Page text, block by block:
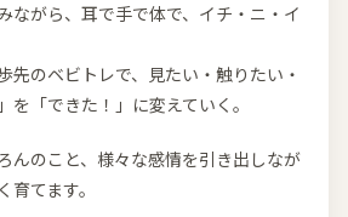
ながら、耳で手で体で、イチ・ニ・イ
先のベビトレで、見たい・触りたい・
を「できた！」に変えていく。
んのこと、様々な感情を引き出しなが
てます。